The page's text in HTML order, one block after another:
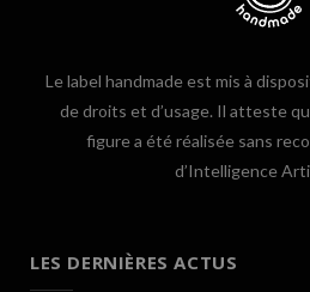
Le label handmade est mis à
de droits et d’usage. Il atteste
figure a été réalisée sans
d’Intelligence
LES DERNIÈRES ACTUS